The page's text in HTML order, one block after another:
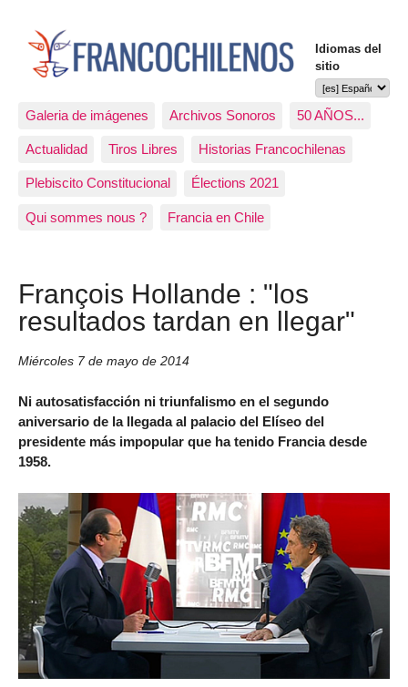
Idiomas del
sitio
Galeria de imágenes Archivos Sonoros 50 AÑOS...
Actualidad Tiros Libres Historias Francochilenas
Plebiscito Constitucional Élections 2021
Qui sommes nous ? Francia en Chile
François Hollande : "los
resultados tardan en llegar"
Miércoles 7 de mayo de 2014
Ni autosatisfacción ni triunfalismo en el segundo
aniversario de la llegada al palacio del Elíseo del
presidente más impopular que ha tenido Francia desde
1958.